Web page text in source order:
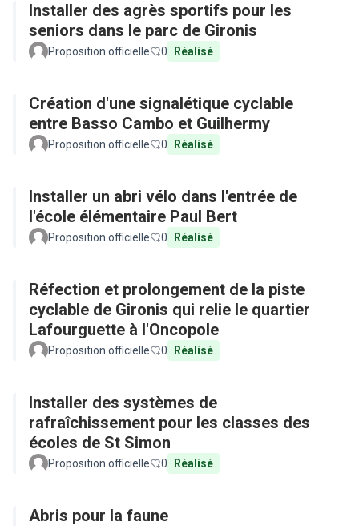
Installer des agrès sportifs pour les
seniors dans le parc de Gironis
Proposition officielle 0 Réalisé
Création d'une signalétique cyclable
entre Basso Cambo et Guilhermy
Proposition officielle 0 Réalisé
Installer un abri vélo dans l'entrée de
l'école élémentaire Paul Bert
Proposition officielle 0 Réalisé
Réfection et prolongement de la piste
cyclable de Gironis qui relie le quartier
Lafourguette à l'Oncopole
Proposition officielle 0 Réalisé
Installer des systèmes de
rafraîchissement pour les classes des
écoles de St Simon
Proposition officielle 0 Réalisé
Abris pour la faune